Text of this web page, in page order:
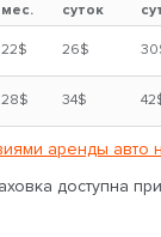
мес.
суток
22$ 26$
28$ 34$
аренды авто
доступна при